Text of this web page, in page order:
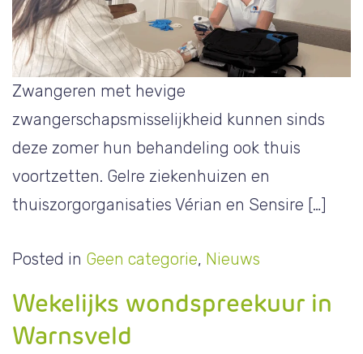
Zwangeren met hevige
zwangerschapsmisselijkheid kunnen sinds
deze zomer hun behandeling ook thuis
voortzetten. Gelre ziekenhuizen en
thuiszorgorganisaties Vérian en Sensire […]
Posted in Geen categorie, Nieuws
Wekelijks wondspreekuur in
Warnsveld